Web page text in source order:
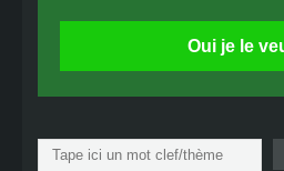
Oui je le
Rechercher